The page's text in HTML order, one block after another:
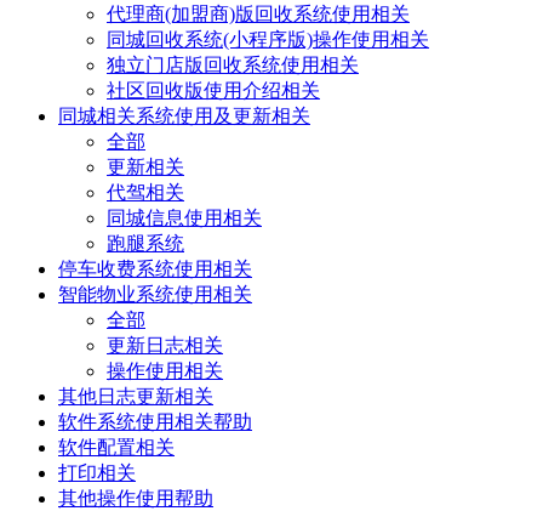
代理商(加盟商)版回收系统使用相关
同城回收系统(小程序版)操作使用相关
独立门店版回收系统使用相关
社区回收版使用介绍相关
同城相关系统使用及更新相关
全部
更新相关
代驾相关
同城信息使用相关
跑腿系统
停车收费系统使用相关
智能物业系统使用相关
全部
更新日志相关
操作使用相关
其他日志更新相关
软件系统使用相关帮助
软件配置相关
打印相关
其他操作使用帮助